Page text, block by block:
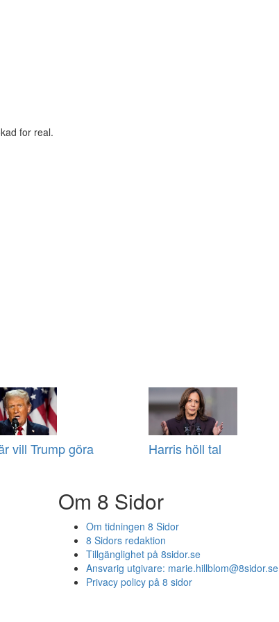
for real.
vill Trump göra Harris höll tal
Om 8 Sidor
Om tidningen 8 Sidor
8 Sidors redaktion
Tillgänglighet på 8sidor.se
Ansvarig utgivare: marie.hillblom@8sidor.se
Privacy policy på 8 sidor